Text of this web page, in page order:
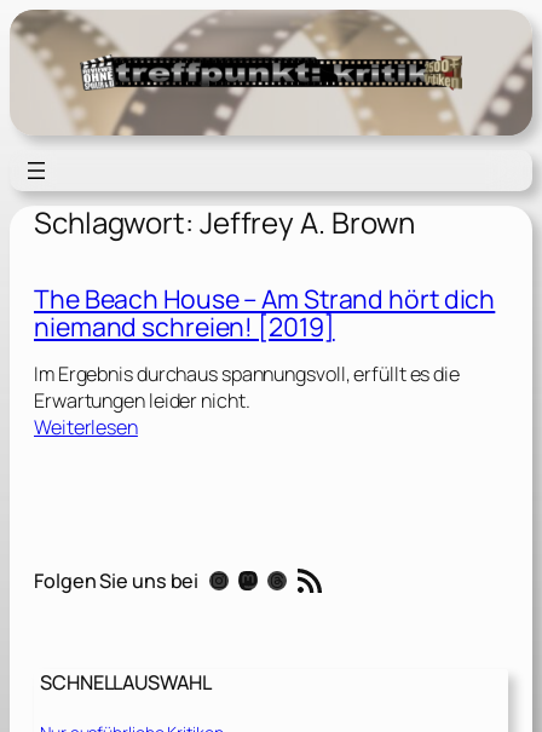
Zum
Inhalt
springen
Schlagwort: Jeffrey A. Brown
The Beach House – Am Strand hört dich
niemand schreien! [2019]
Im Ergebnis durchaus spannungsvoll, erfüllt es die
Erwartungen leider nicht.
Weiterlesen:
a
o
Folgen Sie uns bei Instagram Mastodon Threads RSS-Feed
SCHNELLAUSWAHL